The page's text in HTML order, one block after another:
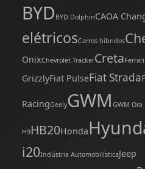
BYD BYD DolphinCAOA
elétricosCarros híbridos
OnixChevrolet TrackerCretaFerrari
GrizzlyFiat PulseFiat Strada
RacingGeelyGWM GWM Ora
H9HB20Honda
i20Indústria AutomobilísticaJeep